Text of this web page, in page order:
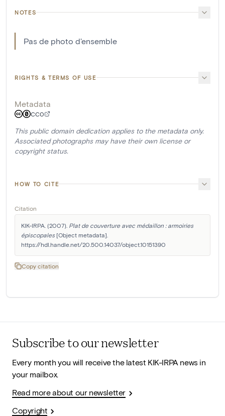
NOTES
Pas de photo d'ensemble
RIGHTS & TERMS OF USE
Metadata
CC0
This public domain dedication applies to the metadata only.
Associated photographs may have their own license or
copyright status.
HOW TO CITE
Citation
KIK-IRPA. (2007). Plat de couverture avec médaillon : armoiries
épiscopales [Object metadata].
https://hdl.handle.net/20.500.14037/object.10151390
Copy citation
Subscribe to our newsletter
Every month you will receive the latest KIK-IRPA news in
your mailbox.
Read more about our newsletter
Copyright